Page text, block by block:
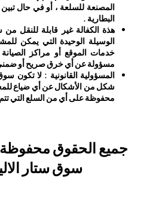
المصنعة للسلعة ، أو في حال
البطارية .
هذة الكفالة غير قابلة للنقل
الوسيلة الوحيدة التي يمكن
خدمات الموقع أو مراكز
مسؤولة عن أي خرق صريح أو ضمني
المسؤولية القانونية : لا تكون
شكل من الأشكال عن أي ضياع
محفوظة على أي من السلع التي تتم
جميع الحقوق
سوق ستار